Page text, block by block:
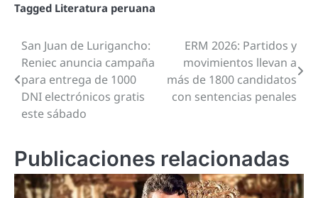
Tagged Literatura peruana
Navegación
de
entradas
San Juan de Lurigancho:
Reniec anuncia campaña
para entrega de 1000
DNI electrónicos gratis
este sábado
ERM 2026: Partidos y
movimientos llevan a
más de 1800 candidatos
con sentencias penales
Publicaciones relacionadas